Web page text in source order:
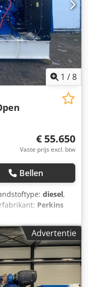
1 /8
€ 55.650
Vaste prijs excl. btw
Bellen
diesel,
Perkins
Dedpfx Ajxpg U
550
222 cm CE-
van productie:
meer informatie.
-
Advertentie